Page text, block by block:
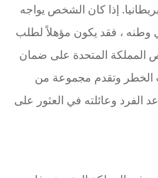
إذا كان الشخص يواجه
وطنه ، فقد يكون مؤهلاً لطلب
المملكة المتحدة على ضمان
الخطر وتقدم مجموعة من
الفرد وعائلته في العثور على